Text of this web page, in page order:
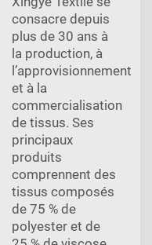
consacre depuis
plus de 30 ans à
la production, à
l’approvisionnement
et à la
commercialisation
de tissus. Ses
principaux
produits
comprennent des
tissus composés
de 75 % de
polyester et de